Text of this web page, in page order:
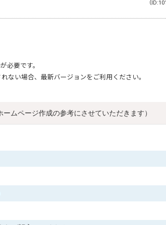
（
が必要です。
ない場合、最新バージョンをご利用ください。